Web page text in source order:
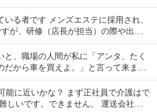
ぎてそっちに驚いて...
いる者です メンズエステに採用され、
が、研修（店長が担当）の際や出勤
ていたなら」という理由で...
と、職場の人間が私に「アンタ、たく
だから車を買えよ。」と言って来ま
どい思いをして働いた金で...
能に近いかな？ まず正社員で介護はで
しいです。できません。 運送会社の